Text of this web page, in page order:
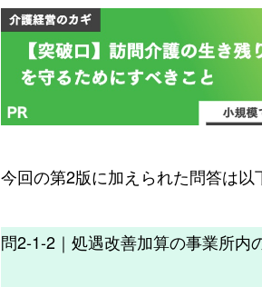
今回の第2版に加えられた問答は以
問2-1-2｜処遇改善加算の事業所内